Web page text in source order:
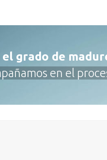
el grado de
en el